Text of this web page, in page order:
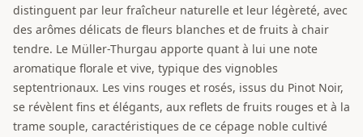
distinguent par leur fraîcheur naturelle et leur légèreté, avec
des arômes délicats de fleurs blanches et de fruits à chair
tendre. Le Müller-Thurgau apporte quant à lui une note
aromatique florale et vive, typique des vignobles
septentrionaux. Les vins rouges et rosés, issus du Pinot Noir,
se révèlent fins et élégants, aux reflets de fruits rouges et à la
trame souple, caractéristiques de ce cépage noble cultivé